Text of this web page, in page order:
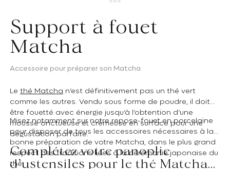
Support à fouet
Matcha
Accessoire pour préparer son Matcha
Lethé Matcha n’est définitivement pas un thé vert
comme les autres. Vendu sous forme de poudre, il doit
être fouetté avec énergie jusqu’à l’obtention d’une
mousse onctueuse et crémeuse en surface pour une
dégustation parfaite.
Misez notamment sur notre repose-fouet en porcelaine
pour disposer de tous les accessoires nécessaires à la
bonne préparation de votre Matcha, dans le plus grand
respect des traditions liées à la cérémonie japonaise du
thé.
Complétez votre panoplie
d’ustensiles pour le thé Matcha